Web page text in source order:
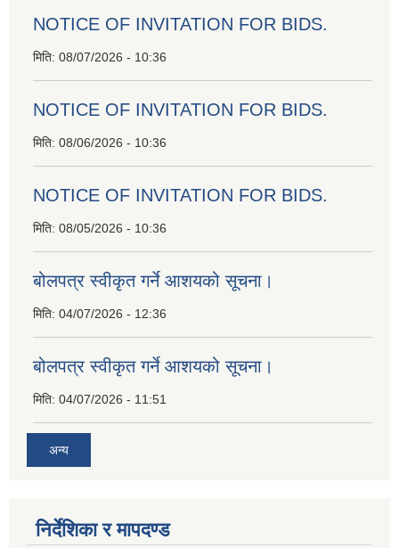
NOTICE OF INVITATION FOR BIDS.
मिति: 08/07/2026 - 10:36
NOTICE OF INVITATION FOR BIDS.
मिति: 08/06/2026 - 10:36
NOTICE OF INVITATION FOR BIDS.
मिति: 08/05/2026 - 10:36
बोलपत्र स्वीकृत गर्ने आशयको सूचना।
मिति: 04/07/2026 - 12:36
बोलपत्र स्वीकृत गर्ने आशयको सूचना।
मिति: 04/07/2026 - 11:51
अन्य
निर्देशिका र मापदण्ड